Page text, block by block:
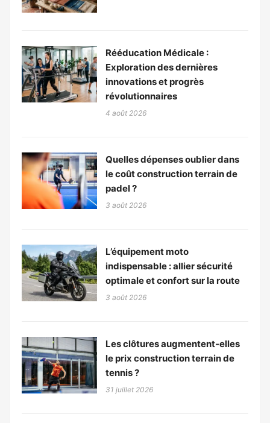
Rééducation Médicale :
Exploration des dernières
innovations et progrès
révolutionnaires
4 août 2026
Quelles dépenses oublier dans
le coût construction terrain de
padel ?
3 août 2026
L’équipement moto
indispensable : allier sécurité
optimale et confort sur la route
3 août 2026
Les clôtures augmentent-elles
le prix construction terrain de
tennis ?
31 juillet 2026